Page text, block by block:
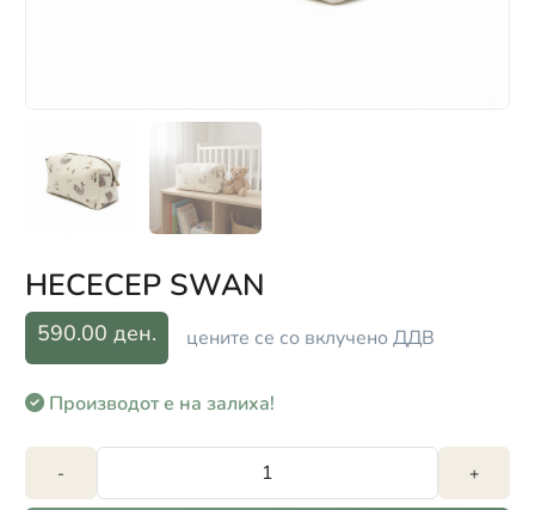
НЕСЕСЕР SWAN
590.00 ден. цените се со вклучено ДДВ
Производот е на залиха!
- +